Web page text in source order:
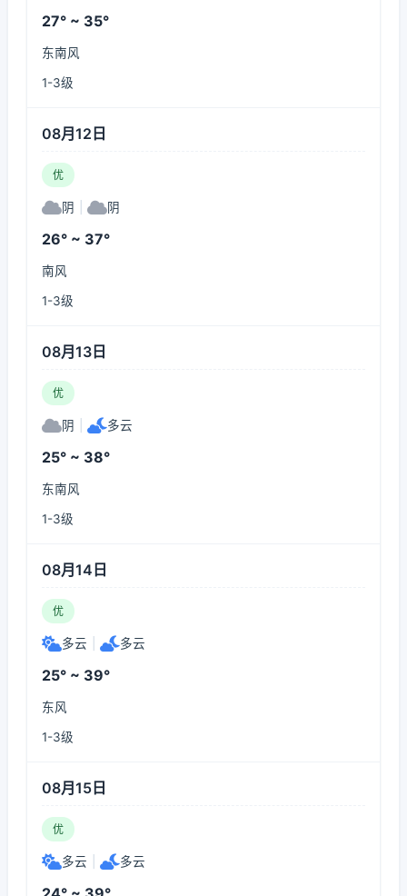
27° ~ 35°
东南风
1-3级
08月12日
优
阴 阴
26° ~ 37°
南风
1-3级
08月13日
优
阴 多云
25° ~ 38°
东南风
1-3级
08月14日
优
多云 多云
25° ~ 39°
东风
1-3级
08月15日
优
多云 多云